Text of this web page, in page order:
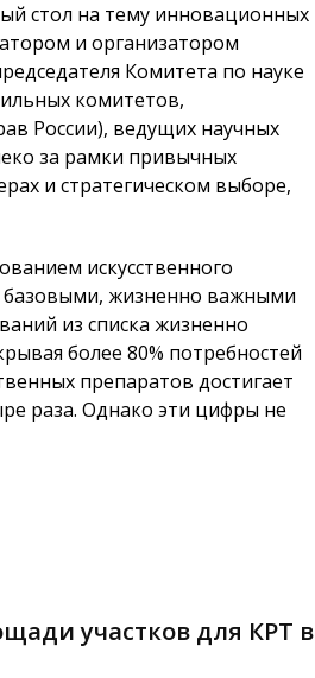
стол на тему инновационных
и организатором
Комитета по науке
комитетов,
России), ведущих научных
за рамки привычных
и стратегическом выборе,
искусственного
базовыми, жизненно важными
из списка жизненно
более 80% потребностей
препаратов достигает
раза. Однако эти цифры не
участков для КРТ в